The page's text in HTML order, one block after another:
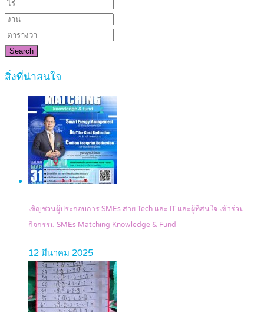
Search
สิ่งที่น่าสนใจ
เชิญชวนผู้ประกอบการ SMEs สาย Tech และ IT และผู้ที่สนใจ เข้าร่วม
กิจกรรม SMEs Matching Knowledge & Fund
12 มีนาคม 2025